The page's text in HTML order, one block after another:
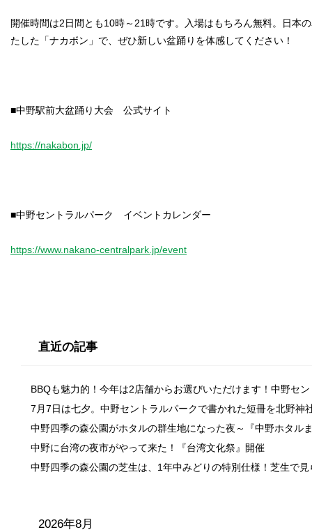
開催時間は2日間とも10時～21時です。入場はもちろん無料。日本
たした「ナカボン」で、ぜひ新しい盆踊りを体感してください！
■中野駅前大盆踊り大会 公式サイト
https://nakabon.jp/
■中野セントラルパーク イベントカレンダー
https://www.nakano-centralpark.jp/event
直近の記事
BBQも魅力的！今年は2店舗からお選びいただけます！中野セ
7月7日は七夕。中野セントラルパークで書かれた短冊を北野神
中野四季の森公園がホタルの群生地になった夜～『中野ホタル
中野に台湾の夜市がやって来た！『台湾文化祭』開催
中野四季の森公園の芝生は、1年中みどりの特別仕様！芝生で
2026年8月